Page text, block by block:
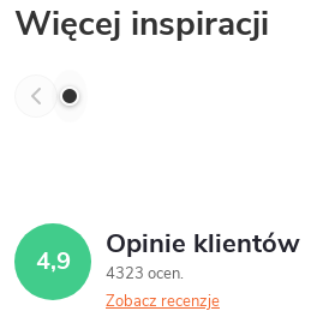
Więcej inspiracji
4,9 Opinie klientów
4323 ocen
Zobacz recenzje